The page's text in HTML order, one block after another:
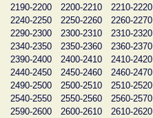
2190-2200
2200-2210 2210-2220
2240-2250
2250-2260 2260-2270
2290-2300
2300-2310 2310-2320
2340-2350
2350-2360 2360-2370
2390-2400
2400-2410 2410-2420
2440-2450
2450-2460 2460-2470
2490-2500
2500-2510 2510-2520
2540-2550
2550-2560 2560-2570
2590-2600
2600-2610 2610-2620